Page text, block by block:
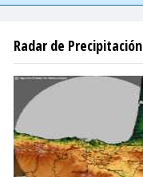
Radar de Precipitación